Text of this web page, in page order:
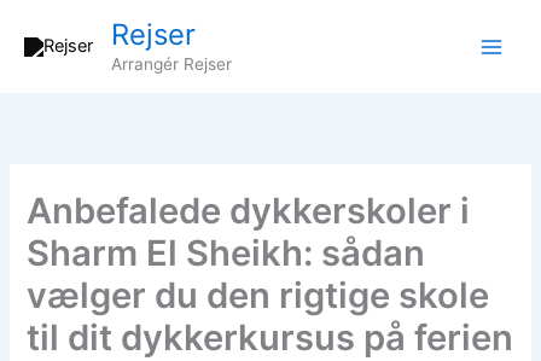
Rejser
Arrangér Rejser
Anbefalede dykkerskoler i
Sharm El Sheikh: sådan
vælger du den rigtige skole
til dit dykkerkursus på ferien